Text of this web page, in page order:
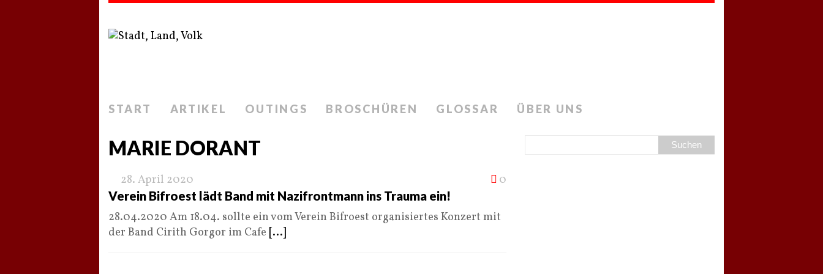
START ARTIKEL OUTINGS BROSCHÜREN GLOSSAR ÜBER UNS
MARIE DORANT
28. April 2020 0
Verein Bifroest lädt Band mit Nazifrontmann ins Trauma ein!
28.04.2020 Am 18.04. sollte ein vom Verein Bifroest organisiertes Konzert mit
der Band Cirith Gorgor im Cafe [...]